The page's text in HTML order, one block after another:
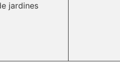
jardines